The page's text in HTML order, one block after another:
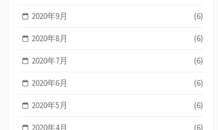
2020年9月 (6)
2020年8月 (6)
2020年7月 (6)
2020年6月 (6)
2020年5月 (6)
2020年4月 (6)